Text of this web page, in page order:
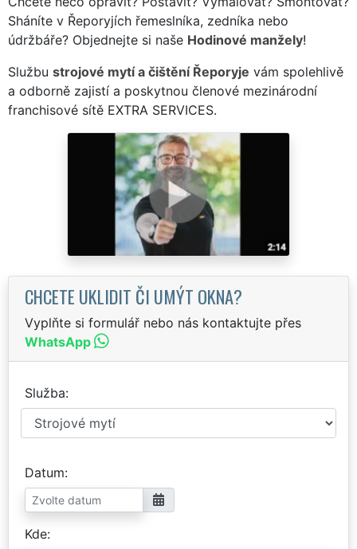
Sháníte v Řeporyjích řemeslníka, zedníka nebo
údržbáře? Objednejte si naše Hodinové manžely!
Službu strojové mytí a čištění Řeporyje vám spolehlivě
a odborně zajistí a poskytnou členové mezinárodní
franchisové sítě EXTRA SERVICES.
CHCETE UKLIDIT ČI UMÝT OKNA?
Vyplňte si formulář nebo nás kontaktujte přes
WhatsApp
Služba
Datum
Kde